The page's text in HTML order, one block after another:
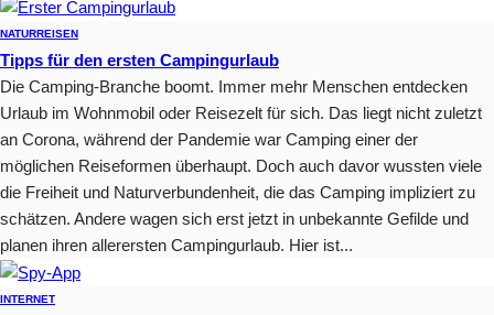
NATURREISEN
Tipps für den ersten Campingurlaub
Die Camping-Branche boomt. Immer mehr Menschen entdecken
Urlaub im Wohnmobil oder Reisezelt für sich. Das liegt nicht zuletzt
an Corona, während der Pandemie war Camping einer der
möglichen Reiseformen überhaupt. Doch auch davor wussten viele
die Freiheit und Naturverbundenheit, die das Camping impliziert zu
schätzen. Andere wagen sich erst jetzt in unbekannte Gefilde und
planen ihren allerersten Campingurlaub. Hier ist...
INTERNET